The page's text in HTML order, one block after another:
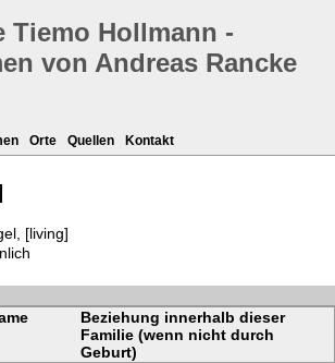
Tiemo Hollmann -
von Andreas Rancke
Orte Quellen Kontakt
[living]
Beziehung innerhalb dieser
Familie (wenn nicht durch
Geburt)